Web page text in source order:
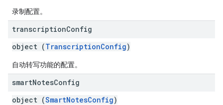
录制配置。
transcriptionConfig
object (TranscriptionConfig)
自动转写功能的配置。
smartNotesConfig
object (SmartNotesConfig)